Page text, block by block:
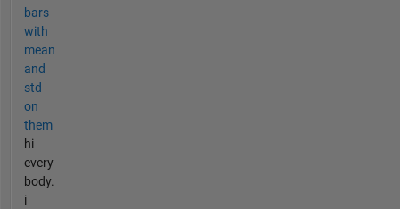
bars
with
mean
and
std
on
them
hi
every
body.
i